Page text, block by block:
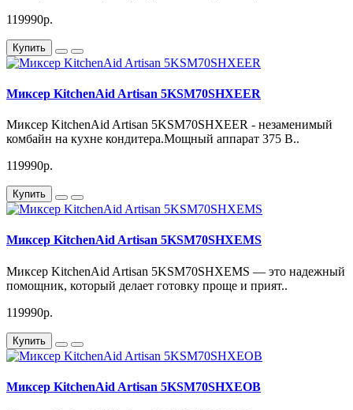
119990р.
Купить
Миксер KitchenAid Artisan 5KSM70SHXEER
Миксер KitchenAid Artisan 5KSM70SHXEER - незаменимый
комбайн на кухне кондитера.Мощный аппарат 375 В..
119990р.
Купить
Миксер KitchenAid Artisan 5KSM70SHXEMS
Миксер KitchenAid Artisan 5KSM70SHXEMS — это надежный
помощник, который делает готовку проще и прият..
119990р.
Купить
Миксер KitchenAid Artisan 5KSM70SHXEOB